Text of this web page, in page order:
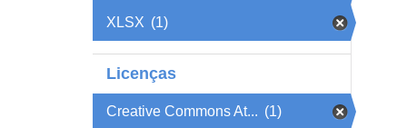
XLSX (1)
Licenças
Creative Commons At... (1)